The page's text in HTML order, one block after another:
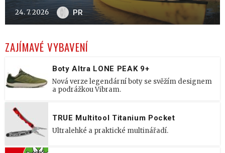
24. 7. 2026 PR
ZAJÍMAVÉ VYBAVENÍ
Boty Altra LONE PEAK 9+
Nová verze legendární boty se svěžím designem
a podrážkou Vibram.
TRUE Multitool Titanium Pocket
Ultralehké a praktické multinářadí.